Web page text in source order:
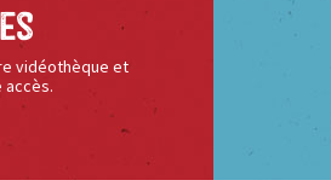
vidéothèque et
accès.